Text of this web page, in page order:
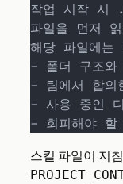
작업 시작 시
파일을 먼저
-
-
-
- 회피해야 할
스킬 파일이 지